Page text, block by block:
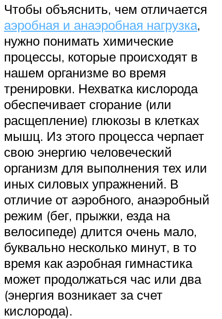
Чтобы объяснить, чем отличается
аэробная и анаэробная нагрузка,
нужно понимать химические
процессы, которые происходят в
нашем организме во время
тренировки. Нехватка кислорода
обеспечивает сгорание (или
расщепление) глюкозы в клетках
мышц. Из этого процесса черпает
свою энергию человеческий
организм для выполнения тех или
иных силовых упражнений. В
отличие от аэробного, анаэробный
режим (бег, прыжки, езда на
велосипеде) длится очень мало,
буквально несколько минут, в то
время как аэробная гимнастика
может продолжаться час или два
(энергия возникает за счет
кислорода).